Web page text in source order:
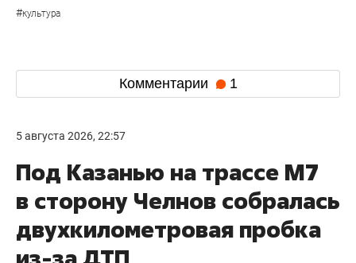
#культура
Комментарии 1
5 августа 2026, 22:57
Под Казанью на трассе М7
в сторону Челнов собралась
двухкилометровая пробка